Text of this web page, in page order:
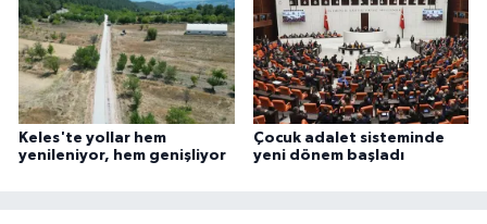
Keles'te yollar hem
yenileniyor, hem genişliyor
Çocuk adalet sisteminde
yeni dönem başladı